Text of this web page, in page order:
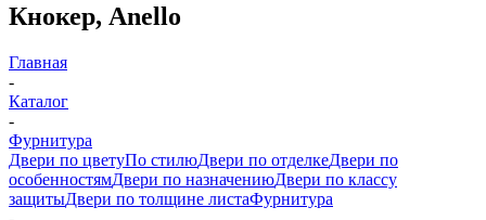
Кнокер, Anello
Главная
-
Каталог
-
Фурнитура
Двери по цветуПо стилюДвери по отделкеДвери по
особенностямДвери по назначениюДвери по классу
защитыДвери по толщине листаФурнитура